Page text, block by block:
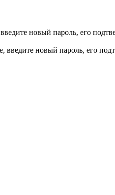
новый пароль, его
новый пароль, его